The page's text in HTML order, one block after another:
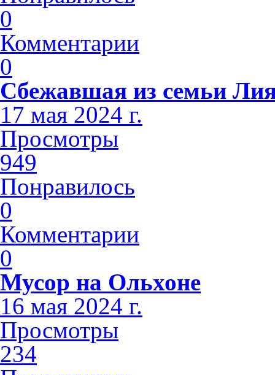
0
Комментарии
0
Сбежавшая из семьи
17 мая 2024 г.
Просмотры
949
Понравилось
0
Комментарии
0
Мусор на Ольхоне
16 мая 2024 г.
Просмотры
234